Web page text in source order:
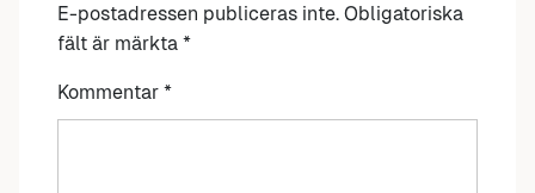
E-postadressen publiceras inte. Obligatoriska
fält är märkta *
Kommentar *